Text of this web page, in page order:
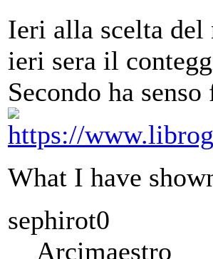
Ieri alla scelta
ieri sera il
Secondo ha
What I have
sephirot0
Arcimaestro